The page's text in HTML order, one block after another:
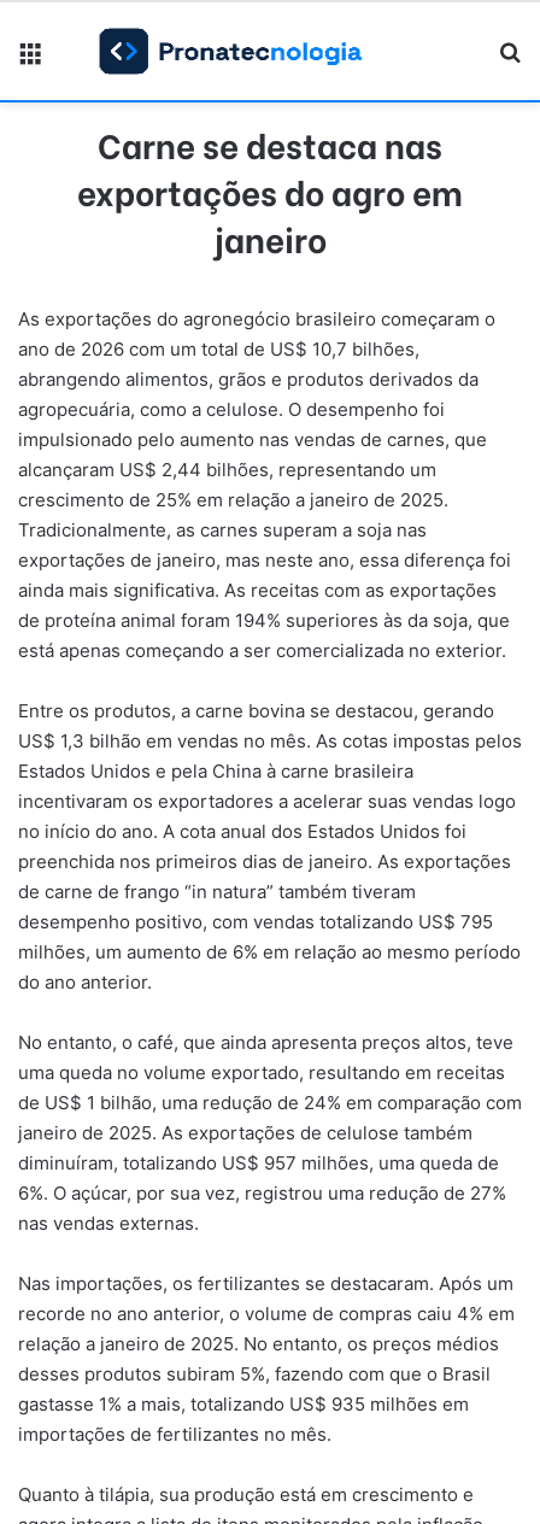
Carne se destaca nas
exportações do agro em
janeiro
As exportações do agronegócio brasileiro começaram o
ano de 2026 com um total de US$ 10,7 bilhões,
abrangendo alimentos, grãos e produtos derivados da
agropecuária, como a celulose. O desempenho foi
impulsionado pelo aumento nas vendas de carnes, que
alcançaram US$ 2,44 bilhões, representando um
crescimento de 25% em relação a janeiro de 2025.
Tradicionalmente, as carnes superam a soja nas
exportações de janeiro, mas neste ano, essa diferença foi
ainda mais significativa. As receitas com as exportações
de proteína animal foram 194% superiores às da soja, que
está apenas começando a ser comercializada no exterior.
Entre os produtos, a carne bovina se destacou, gerando
US$ 1,3 bilhão em vendas no mês. As cotas impostas pelos
Estados Unidos e pela China à carne brasileira
incentivaram os exportadores a acelerar suas vendas logo
no início do ano. A cota anual dos Estados Unidos foi
preenchida nos primeiros dias de janeiro. As exportações
de carne de frango “in natura” também tiveram
desempenho positivo, com vendas totalizando US$ 795
milhões, um aumento de 6% em relação ao mesmo período
do ano anterior.
No entanto, o café, que ainda apresenta preços altos, teve
uma queda no volume exportado, resultando em receitas
de US$ 1 bilhão, uma redução de 24% em comparação com
janeiro de 2025. As exportações de celulose também
diminuíram, totalizando US$ 957 milhões, uma queda de
6%. O açúcar, por sua vez, registrou uma redução de 27%
nas vendas externas.
Nas importações, os fertilizantes se destacaram. Após um
recorde no ano anterior, o volume de compras caiu 4% em
relação a janeiro de 2025. No entanto, os preços médios
desses produtos subiram 5%, fazendo com que o Brasil
gastasse 1% a mais, totalizando US$ 935 milhões em
importações de fertilizantes no mês.
Quanto à tilápia, sua produção está em crescimento e